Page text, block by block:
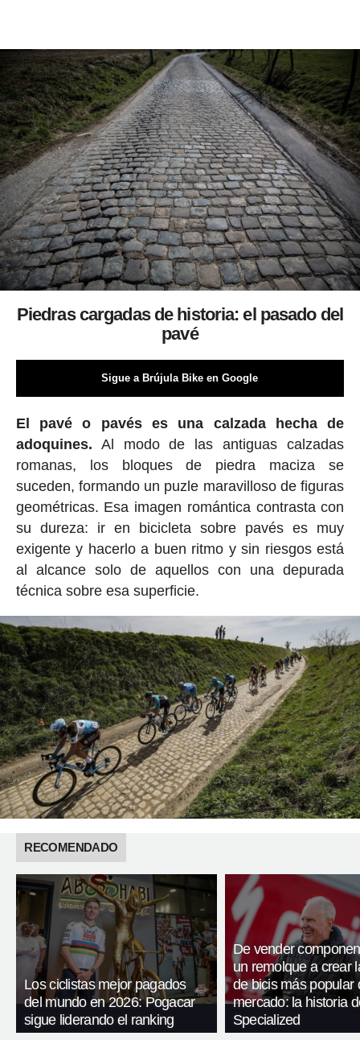
Piedras cargadas de historia: el pasado del
pavé
Sigue a Brújula Bike en Google
El pavé o pavés es una calzada hecha de
adoquines. Al modo de las antiguas calzadas
romanas, los bloques de piedra maciza se
suceden, formando un puzle maravilloso de figuras
geométricas. Esa imagen romántica contrasta con
su dureza: ir en bicicleta sobre pavés es muy
exigente y hacerlo a buen ritmo y sin riesgos está
al alcance solo de aquellos con una depurada
técnica sobre esa superficie.
RECOMENDADO
Los ciclistas mejor pagados
del mundo en 2026: Pogacar
sigue liderando el ranking
De vender
un remolque a crear
de bicis más popular
mercado: la historia
Specialized